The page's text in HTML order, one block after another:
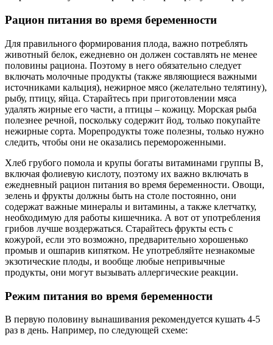
Рацион питания во время беременности
Для правильного формирования плода, важно потреблять
животный белок, ежедневно он должен составлять не менее
половины рациона. Поэтому в него обязательно следует
включать молочные продукты (также являющиеся важными
источниками кальция), нежирное мясо (желательно телятину),
рыбу, птицу, яйца. Старайтесь при приготовлении мяса
удалять жирные его части, а птицы – кожицу. Морская рыба
полезнее речной, поскольку содержит йод, только покупайте
нежирные сорта. Морепродукты тоже полезны, только нужно
следить, чтобы они не оказались перемороженными.
Хлеб грубого помола и крупы богаты витаминами группы В,
включая фолиевую кислоту, поэтому их важно включать в
ежедневный рацион питания во время беременности. Овощи,
зелень и фрукты должны быть на столе постоянно, они
содержат важные минералы и витамины, а также клетчатку,
необходимую для работы кишечника. А вот от употребления
грибов лучше воздержаться. Старайтесь фрукты есть с
кожурой, если это возможно, предварительно хорошенько
промыв и ошпарив кипятком. Не употребляйте незнакомые
экзотические плоды, и вообще любые непривычные
продукты, они могут вызывать аллергические реакции.
Режим питания во время беременности
В первую половину вынашивания рекомендуется кушать 4-5
раз в день. Например, по следующей схеме: